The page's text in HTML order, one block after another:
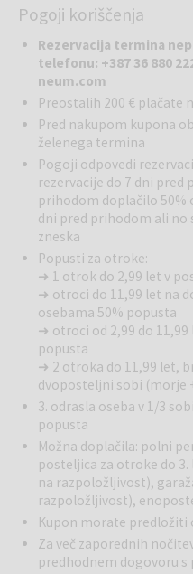
bivanja v 400 moderno
SAT TV, mini barom, kopalnico,
V hotelu so dvigala, ki vodijo
Gastronomska ponudba
ter temelji na svežih
različnih profilov. Celotno
najboljših peljeških in
Wellness in spa centerna
razkošja, ki zagotavlja prijeten
široki ponudbi masaž in
salona za nego obraza in
finsko, rusko in aroma savno,
sproščanje, VIP sobo z
opremljen po najsodobnejših
Uživajte v blagodejnosti
25x15 m, iz katerega se
zaliv. Najmlajši gostje lahko
vodo. Vse skupaj dopolnjuje
na voljo hladne pijače, ležalniki
Na strehi hotela se nahaja
od 15. 6. 2025 do 15. 9.2025),
hidromasažnih ležalnikih,
posebnimi efekti, iz katerega
Neumski zaliv.
Plaža je idealen kraj za zabavo
drobnega gramoza in z dovolj
plaži je vsak dan organizirana
zvečer pa zabavni in glasbeni
Pogoji koriščenja
Rezervacija termina
telefonu: +387 36 880
neum.com
Preostalih 200 € plačate
Pred nakupom kupona
želenega termina
Pogoji odpovedi
rezervacije do 7 dni pred
prihodom doplačilo 50%
dni pred prihodom ali no
zneska
Popusti za otroke:
➜ 1 otrok do 2,99 let v
➜ otroci do 11,99 let na
osebama 50% popusta
➜ otroci od 2,99 do 11,99
popusta
➜ 2 otroka do 11,99 let,
dvoposteljni sobi (morje
3. odrasla oseba v 1/3
popusta
Možna doplačila: polni
posteljica za otroke do
na razpoložljivost),
razpoložljivost),
Kupon morate predložiti
Za več zaporednih
predhodnem dogovoru